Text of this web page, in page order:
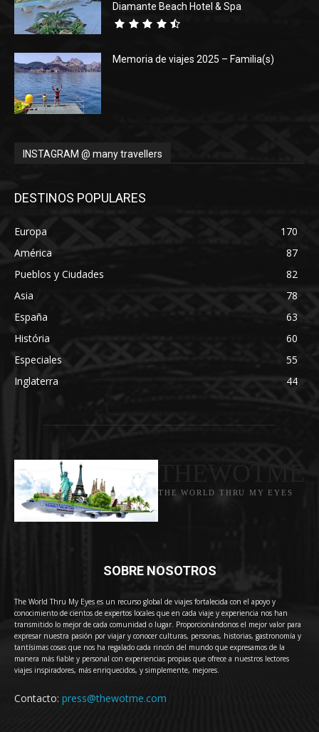
Diamante Beach Hotel & Spa
Memoria de viajes 2025 – Familia(s)
INSTAGRAM @ many travellers
DESTINOS POPULARES
Europa
170
América
87
Pueblos y Ciudades
82
Asia
78
España
63
História
60
Especiales
55
Inglaterra
44
THE WORLD THRU MY EYES
SOBRE NOSOTROS
The World Thru My Eyes es un recurso global de viajes fortalecida con el apoyo y
conocimiento de cientos de expertos locales que en cada viaje y experiencia nos han
transmitido lo mejor de cada comunidad o lugar. Proporcionándonos el mejor valor para
expresar nuestra pasión por viajar y conocer culturas, personas, historias, gastronomía y
tantísimas cosas que nos ha regalado cada rincón del mundo que expresamos de la
manera más fiable y personal con experiencias propias que ofrece a nuestros lectores
viajes inspiradores, más enriquecidos, y simplemente, mejores.
Contacto: press@thewotme.com